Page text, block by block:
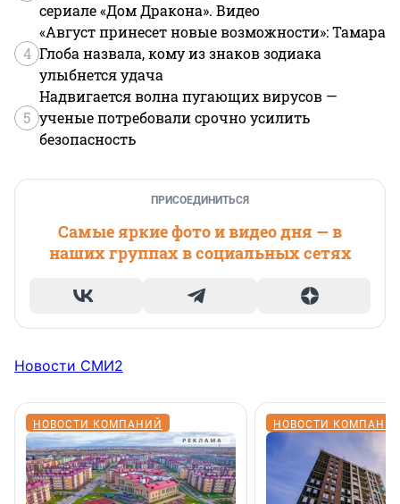
сериале «Дом Дракона». Видео
4
«Август принесет новые возможности»: Тамара
Глоба назвала, кому из знаков зодиака
улыбнется удача
5
Надвигается волна пугающих вирусов —
ученые потребовали срочно усилить
безопасность
ПРИСОЕДИНИТЬСЯ
Самые яркие фото и видео дня — в
наших группах в социальных сетях
Новости СМИ2
НОВОСТИ КОМПАНИЙ НОВОСТИ